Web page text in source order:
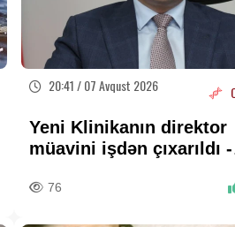
20:41 / 07 Avqust 2026
Yeni Klinikanın direktor
müavini işdən çıxarıldı -
76